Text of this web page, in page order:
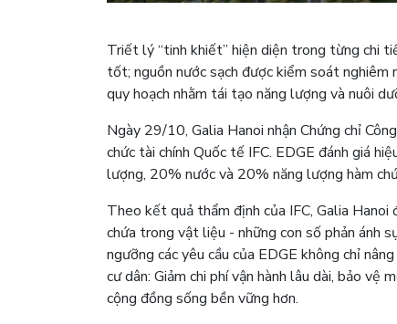
Triết lý “tinh khiết” hiện diện trong từng chi
tốt; nguồn nước sạch được kiểm soát
quy hoạch nhằm tái tạo năng lượng và nuôi
Ngày 29/10, Galia Hanoi nhận Chứng chỉ
chức tài chính Quốc tế IFC. EDGE đánh giá
lượng, 20% nước và 20% năng lượng hàm
Theo kết quả thẩm định của IFC, Galia
chứa trong vật liệu - những con số phản ánh
ngưỡng các yêu cầu của EDGE không chỉ
cư dân: Giảm chi phí vận hành lâu dài, bảo
cộng đồng sống bền vững hơn.